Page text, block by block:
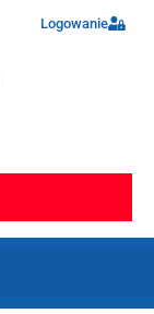
Logowanie